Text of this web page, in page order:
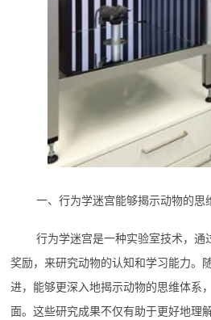
一、行为学迷宫能够揭示动物的思
行为学迷宫是一种实验室技术，通
奖励，来研究动物的认知和学习能力。
进，能够更深入地揭示动物的思维体系
面。这些研究成果不仅有助于更好地理